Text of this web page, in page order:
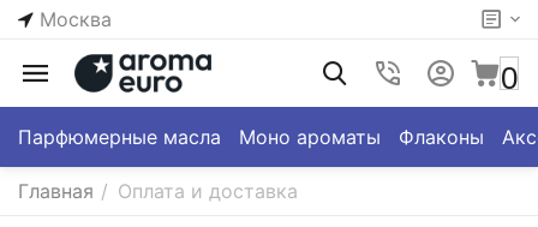
Москва
0
Парфюмерные масла Моно ароматы Флаконы
Главная / Оплата и доставка